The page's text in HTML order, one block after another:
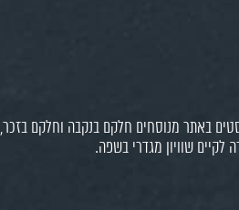
באתר מנוסחים חלקם בנקבה וחלקם בזכר,
לקיים שוויון מגדרי בשפה.